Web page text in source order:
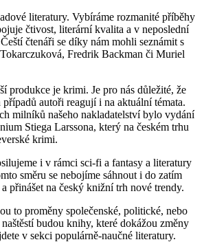
literatury. Vybíráme rozmanité příběhy
čtivost, literární kvalita a v neposlední
čtenáři se díky nám mohli seznámit s
Fredrik Backman či Muriel
produkce je krimi. Je pro nás důležité, že
autoři reagují i na aktuální témata.
milníků našeho nakladatelství bylo vydání
Stiega Larssona, který na českém trhu
krimi.
i v rámci sci-fi a fantasy a literatury
směru se nebojíme sáhnout i do zatím
přinášet na český knižní trh nové trendy.
to proměny společenské, politické, nebo
budou knihy, které dokážou změny
v sekci populárně-naučné literatury.